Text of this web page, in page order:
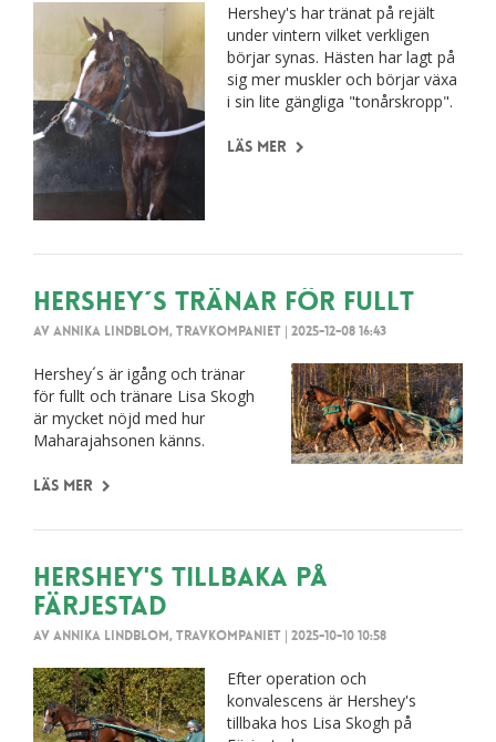
Hershey's har tränat på rejält
under vintern vilket verkligen
börjar synas. Hästen har lagt på
sig mer muskler och börjar växa
i sin lite gängliga "tonårskropp".
Läs mer
Hershey´s tränar för fullt
Av Annika Lindblom, Travkompaniet | 2025-12-08 16:43
Hershey´s är igång och tränar
för fullt och tränare Lisa Skogh
är mycket nöjd med hur
Maharajahsonen känns.
Läs mer
Hershey's tillbaka på
Färjestad
Av Annika Lindblom, Travkompaniet | 2025-10-10 10:58
Efter operation och
konvalescens är Hershey's
tillbaka hos Lisa Skogh på